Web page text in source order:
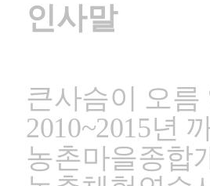
인사말
큰사슴이 오
2010~2015년
농촌마을종합